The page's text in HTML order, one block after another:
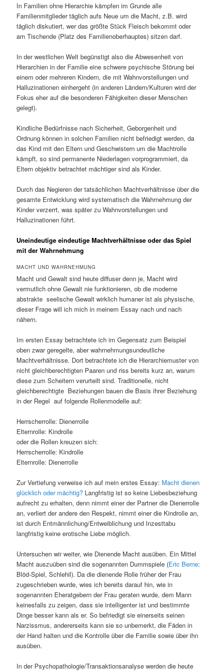
In Familien ohne Hierarchie kämpfen im Grunde alle
Familienmitglieder täglich aufs Neue um die Macht, z.B. wird
täglich diskutiert, wer das größte Stück Fleisch bekommt oder
am Tischende (Platz des Familienoberhauptes) sitzen darf.
In der westlichen Welt begünstigt also die Abwesenheit von
Hierarchien in der Familie eine schwere psychische Störung bei
einem oder mehreren Kindern, die mit Wahnvorstellungen und
Halluzinationen einhergeht (in anderen Ländern/Kulturen wird der
Fokus eher auf die besonderen Fähigkeiten dieser Menschen
gelegt).
Kindliche Bedürfnisse nach Sicherheit, Geborgenheit und
Ordnung können in solchen Familien nicht befriedigt werden, da
das Kind mit den Eltern und Geschwistern um die Machtrolle
kämpft, so sind permanente Niederlagen vorprogrammiert, da
Eltern objektiv betrachtet mächtiger sind als Kinder.
Durch das Negieren der tatsächlichen Machtverhältnisse über die
gesamte Entwicklung wird systematisch die Wahrnehmung der
Kinder verzerrt, was später zu Wahnvorstellungen und
Halluzinationen führt.
Uneindeutige eindeutige Machtverhältnisse oder das Spiel
mit der Wahrnehmung
MACHT UND WAHRNEHMUNG
Macht und Gewalt sind heute diffuser denn je, Macht wird
vermutlich ohne Gewalt nie funktionieren, ob die moderne
abstrakte seelische Gewalt wirklich humaner ist als physische,
dieser Frage will ich mich in meinem Essay nach und nach
nähern.
Im ersten Essay betrachtete ich im Gegensatz zum Beispiel
oben zwar geregelte, aber wahrnehmungsundeutliche
Machtverhältnisse. Dort betrachtete ich die Hierarchiemuster von
nicht gleichberechtigten Paaren und riss bereits kurz an, warum
diese zum Scheitern verurteilt sind. Traditionelle, nicht
gleichberechtigte Beziehungen bauen die Basis ihrer Beziehung
in der Regel auf folgende Rollenmodelle auf:
Herrscherrolle: Dienerrolle
Elternrolle: Kindrolle
oder die Rollen kreuzen sich:
Herrscherrolle: Kindrolle
Elternrolle: Dienerrolle
Zur Vertiefung verweise ich auf mein erstes Essay: Macht dienen
glücklich oder mächtig? Langfristig ist so keine Liebesbeziehung
aufrecht zu erhalten, denn nimmt einer der Partner die Dienerrolle
an, verliert der andere den Respekt, nimmt einer die Kindrolle an,
ist durch Entmännlichung/Entweiblichung und Inzesttabu
langfristig keine erotische Liebe möglich.
Untersuchen wir weiter, wie Dienende Macht ausüben. Ein Mittel
Macht auszuüben sind die sogenannten Dummspiele (Eric Berne:
Blöd-Spiel, Schlehil). Da die dienende Rolle früher der Frau
zugeschrieben wurde, wies ich bereits darauf hin, wie in
sogenannten Eheratgebern der Frau geraten wurde, dem Mann
keinesfalls zu zeigen, dass sie intelligenter ist und bestimmte
Dinge besser kann als er. So befriedigt sie einerseits seinen
Narzissmus, andererseits kann sie so unbemerkt, die Fäden in
der Hand halten und die Kontrolle über die Familie sowie über ihn
ausüben.
In der Psychopathologie/Transaktionsanalyse werden die heute